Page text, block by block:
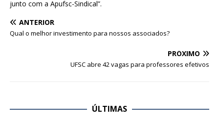
junto com a Apufsc-Sindical”.
ANTERIOR
Qual o melhor investimento para nossos associados?
PRÓXIMO
UFSC abre 42 vagas para professores efetivos
ÚLTIMAS